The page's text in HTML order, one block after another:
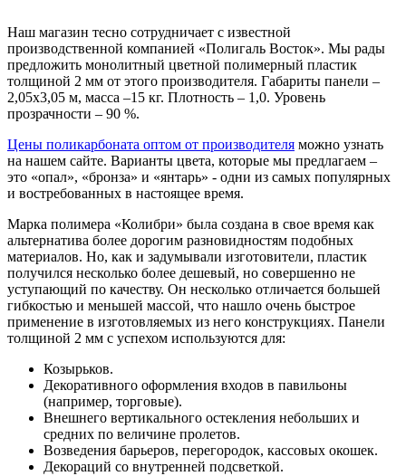
Наш магазин тесно сотрудничает с известной
производственной компанией «Полигаль Восток». Мы рады
предложить монолитный цветной полимерный пластик
толщиной 2 мм от этого производителя. Габариты панели –
2,05х3,05 м, масса –15 кг. Плотность – 1,0. Уровень
прозрачности – 90 %.
Цены поликарбоната оптом от производителя можно узнать
на нашем сайте. Варианты цвета, которые мы предлагаем –
это «опал», «бронза» и «янтарь» - одни из самых популярных
и востребованных в настоящее время.
Марка полимера «Колибри» была создана в свое время как
альтернатива более дорогим разновидностям подобных
материалов. Но, как и задумывали изготовители, пластик
получился несколько более дешевый, но совершенно не
уступающий по качеству. Он несколько отличается большей
гибкостью и меньшей массой, что нашло очень быстрое
применение в изготовляемых из него конструкциях. Панели
толщиной 2 мм с успехом используются для:
Козырьков.
Декоративного оформления входов в павильоны
(например, торговые).
Внешнего вертикального остекления небольших и
средних по величине пролетов.
Возведения барьеров, перегородок, кассовых окошек.
Декораций со внутренней подсветкой.